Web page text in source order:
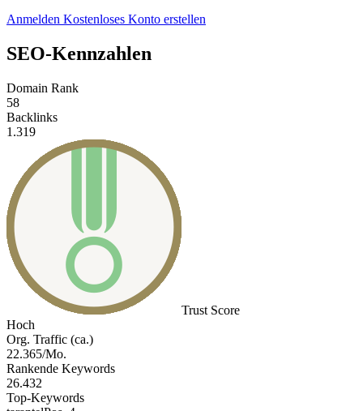
Anmelden Kostenloses Konto erstellen
SEO-Kennzahlen
Domain Rank
58
Backlinks
1.319
Trust Score
Hoch
Org. Traffic (ca.)
22.365/Mo.
Rankende Keywords
26.432
Top-Keywords